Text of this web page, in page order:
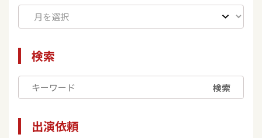
検索
検索
出演依頼